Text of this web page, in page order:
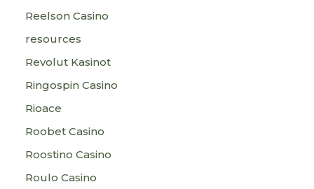
Reelson Casino
resources
Revolut Kasinot
Ringospin Casino
Rioace
Roobet Casino
Roostino Casino
Roulo Casino